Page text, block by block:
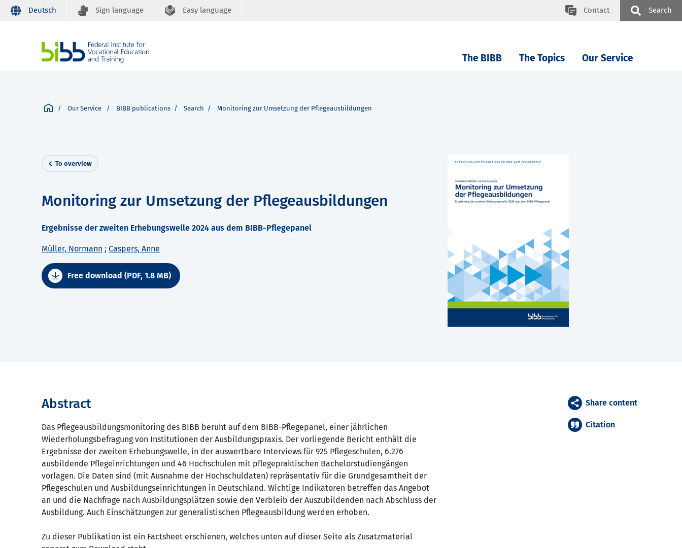
Deutsch Sign language Easy language Contact Search
The BIBB The Topics Our Service
Our Service BIBB publications Search Monitoring zur Umsetzung der Pflegeausbildungen
To overview
Monitoring zur Umsetzung der Pflegeausbildungen
Ergebnisse der zweiten Erhebungswelle 2024 aus dem BIBB-Pflegepanel
Müller, Normann ; Caspers, Anne
Free download (PDF, 1.8 MB)
Abstract
Das Pflegeausbildungsmonitoring des BIBB beruht auf dem BIBB-Pflegepanel, einer jährlichen
Wiederholungsbefragung von Institutionen der Ausbildungspraxis. Der vorliegende Bericht enthält die
Ergebnisse der zweiten Erhebungswelle, in der auswertbare Interviews für 925 Pflegeschulen, 6.276
ausbildende Pflegeinrichtungen und 46 Hochschulen mit pflegepraktischen Bachelorstudiengängen
vorlagen. Die Daten sind (mit Ausnahme der Hochschuldaten) repräsentativ für die Grundgesamtheit der
Pflegeschulen und Ausbildungseinrichtungen in Deutschland. Wichtige Indikatoren betreffen das Angebot
an und die Nachfrage nach Ausbildungsplätzen sowie den Verbleib der Auszubildenden nach Abschluss der
Ausbildung. Auch Einschätzungen zur generalistischen Pflegeausbildung werden erhoben.
Zu dieser Publikation ist ein Factsheet erschienen, welches unten auf dieser Seite als Zusatzmaterial
Share content
Citation